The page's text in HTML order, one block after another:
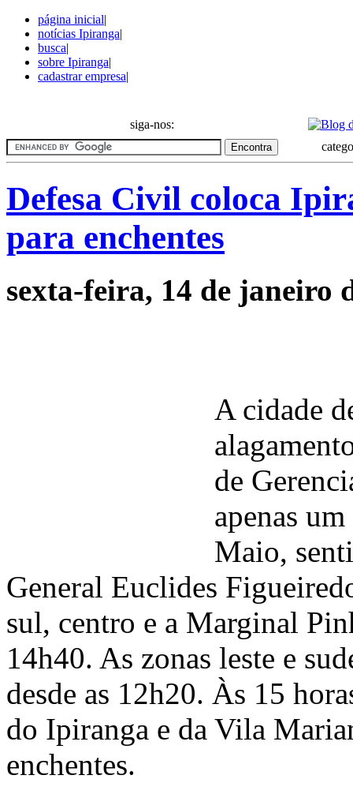
página inicial|
notícias Ipiranga|
busca|
sobre Ipiranga|
cadastrar empresa|
siga-nos:
Defesa Civil coloca
para enchentes
sexta-feira, 14 de janeiro
A cidade
de
apenas
Maio,
General Euclides
sul, centro e a Marginal
14h40. As zonas leste e
desde as 12h20. Às 15
do Ipiranga e da Vila
enchentes.